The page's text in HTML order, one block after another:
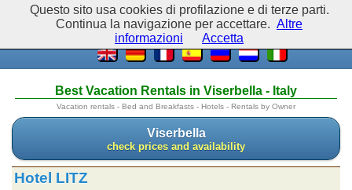
Best Vacation Rentals in Viserbella - Italy
Vacation rentals - Bed and Breakfasts - Hotels - Rentals by Owner
Viserbella
check prices and availability
Hotel LITZ
Questo sito usa cookies di profilazione e di terze parti.
Continua la navigazione per accettare. Altre
informazioni
Accetta